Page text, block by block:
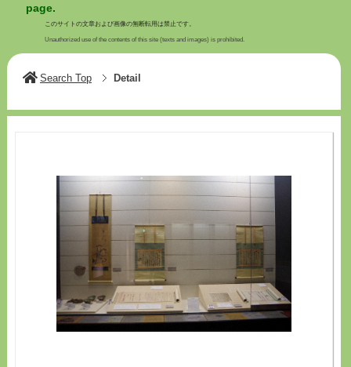
page.
このサイトの文章および画像の無断転用は禁止です。
Unauthorized use of the contents of this site (texts and images) is prohibited.
Search Top Detail